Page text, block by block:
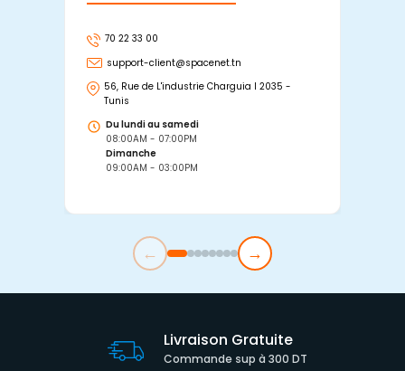
70 22 33 00
support-client@spacenet.tn
56, Rue de L'industrie Charguia I 2035 -
Tunis
Du lundi au samedi
08:00AM - 07:00PM
Dimanche
09:00AM - 03:00PM
← →
Livraison Gratuite
Commande sup à 300 DT